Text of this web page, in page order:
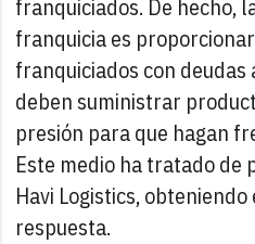
franquiciados. De hecho,
franquicia es
franquiciados con deudas
deben suministrar
presión para que hagan
Este medio ha tratado de
Havi Logistics,
respuesta.